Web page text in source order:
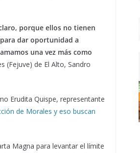
porque ellos no tienen
dar oportunidad a
una vez más como
(Fejuve) de El Alto, Sandro
Erudita Quispe, representante
de Morales y eso buscan
Magna para levantar el límite